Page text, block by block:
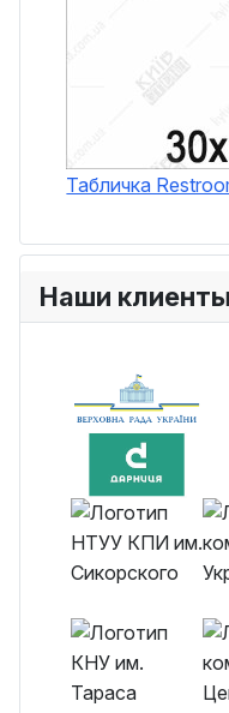
Табличка
Наши клиенты